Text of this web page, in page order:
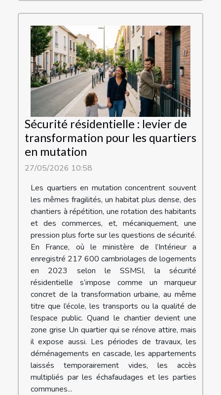
Sécurité résidentielle : levier de
transformation pour les quartiers
en mutation
27/05/2026 10:58
Les quartiers en mutation concentrent souvent
les mêmes fragilités, un habitat plus dense, des
chantiers à répétition, une rotation des habitants
et des commerces, et, mécaniquement, une
pression plus forte sur les questions de sécurité.
En France, où le ministère de l’Intérieur a
enregistré 217 600 cambriolages de logements
en 2023 selon le SSMSI, la sécurité
résidentielle s’impose comme un marqueur
concret de la transformation urbaine, au même
titre que l’école, les transports ou la qualité de
l’espace public. Quand le chantier devient une
zone grise Un quartier qui se rénove attire, mais
il expose aussi. Les périodes de travaux, les
déménagements en cascade, les appartements
laissés temporairement vides, les accès
multipliés par les échafaudages et les parties
communes...